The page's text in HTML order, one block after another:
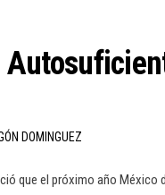
DOMINGUEZ
que el próximo año